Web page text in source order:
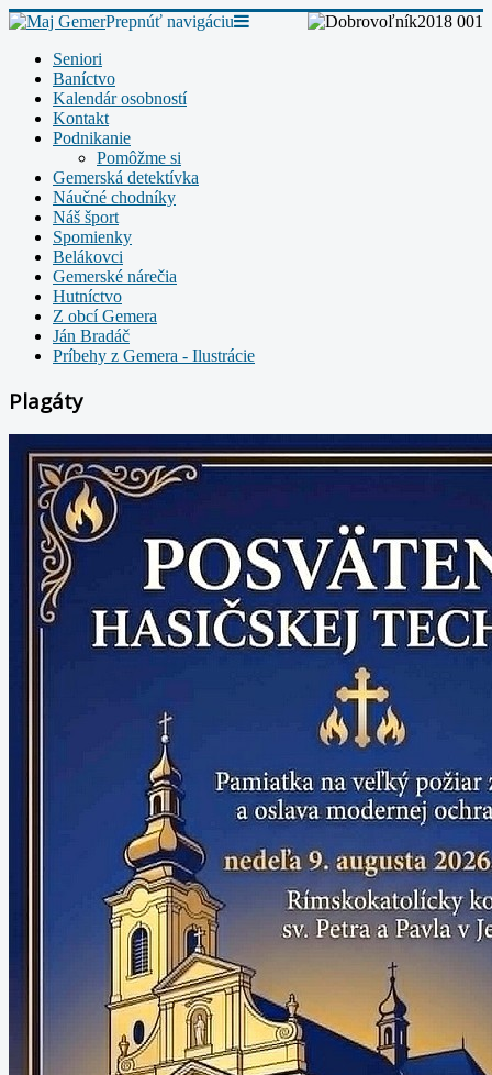
Prepnúť navigáciu
Seniori
Baníctvo
Kalendár osobností
Kontakt
Podnikanie
Pomôžme si
Gemerská detektívka
Náučné chodníky
Náš šport
Spomienky
Belákovci
Gemerské nárečia
Hutníctvo
Z obcí Gemera
Ján Bradáč
Príbehy z Gemera - Ilustrácie
Plagáty